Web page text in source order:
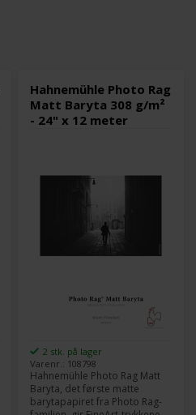
Hahnemühle Photo Rag
Matt Baryta 308 g/m²
- 24" x 12 meter
2 stk. på lager
Varenr.: 108798
Hahnemühle Photo Rag Matt
Baryta, det første matte
barytapapiret fra Photo Rag-